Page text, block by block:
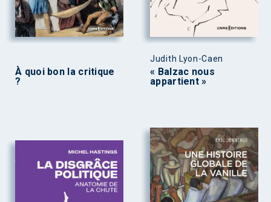
À quoi bon la critique
?
Judith Lyon-Caen
« Balzac nous
appartient »